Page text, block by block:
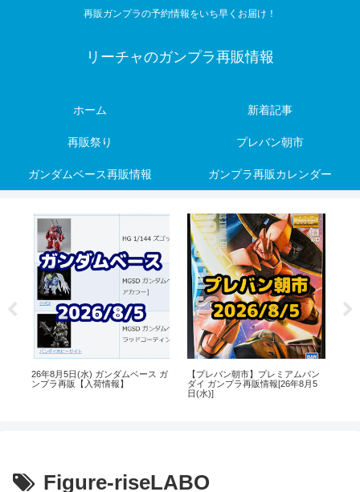
再販ガンプラの予約情報をいち早くお届け！
リーチャのガンプラ再販情報
ホーム 新着記事
再販祭り プレバン朝市
ガンダムベース再販情報 ガンプラ再販カレンダー
26年8月5日(水) ガンダムベース ガ
ンプラ再販【入荷情報】
【プレバン朝市】プレミアムバン
ダイ ガンプラ再販情報[26年8月5
日(水)]
Figure-riseLABO